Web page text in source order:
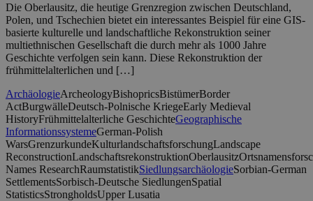
Die Oberlausitz, die heutige Grenzregion zwischen Deutschland,
Polen, und Tschechien bietet ein interessantes Beispiel für eine GIS-
basierte kulturelle und landschaftliche Rekonstruktion seiner
multiethnischen Gesellschaft die durch mehr als 1000 Jahre
Geschichte verfolgen sein kann. Diese Rekonstruktion der
frühmittelalterlichen und […]
ArchäologieArcheologyBishopricsBistümerBorder
ActBurgwälleDeutsch-Polnische KriegeEarly Medieval
HistoryFrühmittelalterliche GeschichteGeographische
InformationssystemeGerman-Polish
WarsGrenzurkundeKulturlandschaftsforschungLandscape
ReconstructionLandschaftsrekonstruktionOberlausitz
Names ResearchRaumstatistikSiedlungsarchäologieSorbian-German
SettlementsSorbisch-Deutsche SiedlungenSpatial
StatisticsStrongholdsUpper Lusatia